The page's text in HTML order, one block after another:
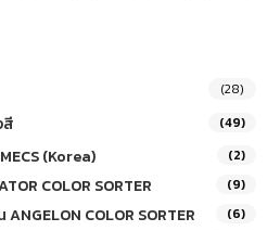
(28)
สี (49)
(Korea) (2)
COLOR SORTER (9)
COLOR SORTER (6)